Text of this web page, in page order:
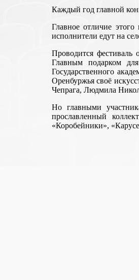
Каждый год главной
Главное отличие
исполнители едут на
Проводится фестиваль
Главным подарком
Государственного
Оренбуржья своё
Чепрага, Людмила
Но главными
прославленный
«Коробейники»,